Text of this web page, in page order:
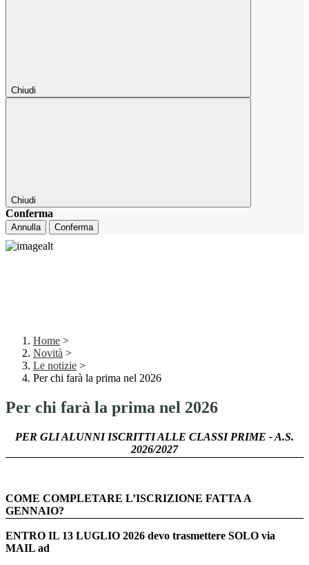
Chiudi
Chiudi
Conferma
Annulla Conferma
Home >
Novità >
Le notizie >
Per chi farà la prima nel 2026
Per chi farà la prima nel 2026
PER GLI ALUNNI ISCRITTI ALLE CLASSI PRIME - A.S.
2026/2027
COME COMPLETARE L’ISCRIZIONE FATTA A
GENNAIO?
ENTRO IL 13 LUGLIO 2026 devo trasmettere SOLO via
MAIL ad